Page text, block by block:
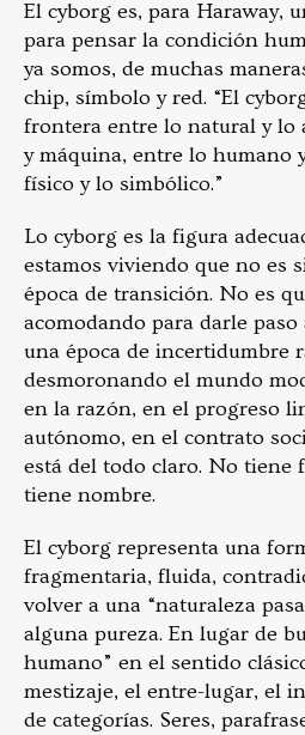
El cyborg es, para Haraway,
para pensar la condición
ya somos, de muchas
chip, símbolo y red. “El
frontera entre lo natural y lo
y máquina, entre lo humano
físico y lo simbólico.”
Lo cyborg es la figura
estamos viviendo que no es
época de transición. No es
acomodando para darle
una época de incertidumbre
desmoronando el mundo
en la razón, en el progreso
autónomo, en el contrato
está del todo claro. No tiene
tiene nombre.
El cyborg representa una
fragmentaria, fluida,
volver a una “naturaleza
alguna pureza. En lugar de
humano” en el sentido
mestizaje, el entre-lugar, el
de categorías. Seres,